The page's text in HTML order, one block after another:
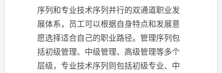
序列和专业技术序列并行的双通道职业发
展体系，员工可以根据自身特点和发展意
愿选择适合自己的职业路径。管理序列包
括初级管理、中级管理、高级管理等多个
层级，专业技术序列则包括初级专业、中